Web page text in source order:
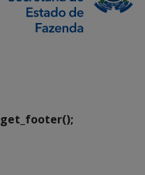
get_footer();